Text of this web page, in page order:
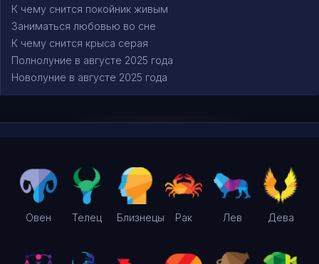
К чему снится покойник живым
Заниматься любовью во сне
К чему снится крыса серая
Полнолуние в августе 2025 года
Новолуние в августе 2025 года
Овен Телец Близнецы Рак Лев Дева